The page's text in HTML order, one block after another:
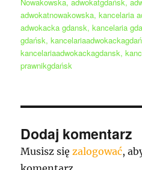
adwokatnowakowska,kancelaria
adwokacka gdansk,kancelaria
gdańsk,
kancelariaadwokackagdansk,
prawnikgdańsk
Dodaj komentarz
Musisz się zalogować,